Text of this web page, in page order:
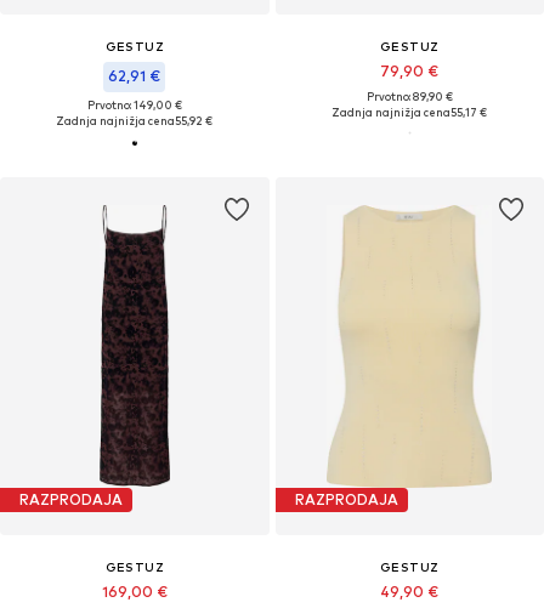
GESTUZ
62,91 €
Prvotno: 149,00 €
Zadnja najnižja cena55,92 €
GESTUZ
79,90 €
Prvotno: 89,90 €
Zadnja najnižja cena55,17 €
RAZPRODAJA
GESTUZ
169,00 €
RAZPRODAJA
GESTUZ
49,90 €